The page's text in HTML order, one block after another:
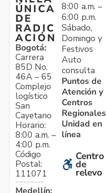
ÚNICA
DE
RADIC
ACIÓN
Bogotá:
Carrera
85D No.
46A – 65
Complejo
logístico
San
Cayetano
Horario:
8:00 a.m. –
4:00 p.m.
Código
Postal:
111071
Medellín:
8:00 a.m. –
6:00 p.m.
Sábado,
Domingo y
Festivos
Auto
consulta
Puntos de
Atención y
Centros
Regionales
Unidad en
línea
Centro
de
relevo